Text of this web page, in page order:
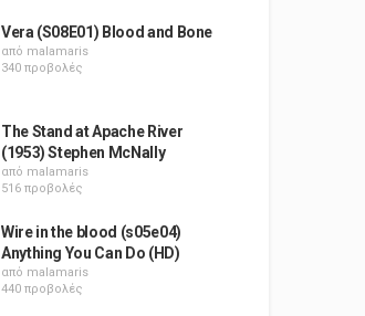
Vera (S08E01) Blood and Bone
από malamaris
340 προβολές
The Stand at Apache River
(1953) Stephen McNally
από malamaris
516 προβολές
Wire in the blood (s05e04)
Anything You Can Do (HD)
από malamaris
440 προβολές